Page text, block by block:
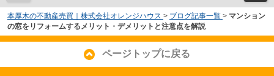
本厚木の不動産売買｜株式会社オレンジハウス > ブログ記事一覧 > マンション
の窓をリフォームするメリット・デメリットと注意点を解説
ページトップに戻る